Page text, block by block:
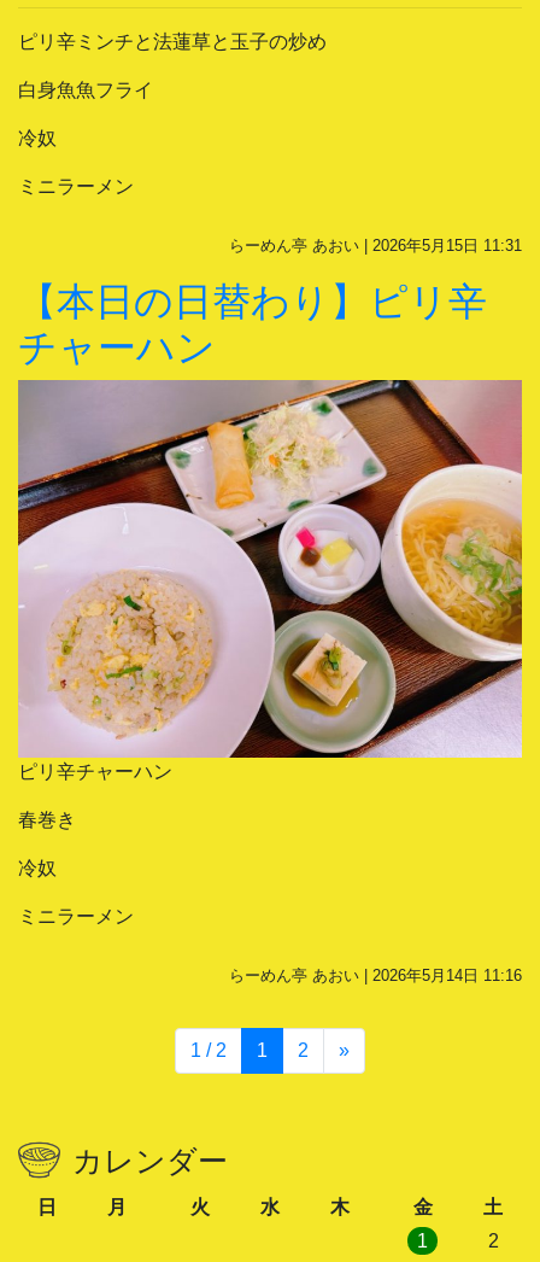
ピリ辛ミンチと法蓮草と玉子の炒め
白身魚魚フライ
冷奴
ミニラーメン
らーめん亭 あおい | 2026年5月15日 11:31
【本日の日替わり】ピリ辛
チャーハン
ピリ辛チャーハン
春巻き
冷奴
ミニラーメン
らーめん亭 あおい | 2026年5月14日 11:16
1 / 2 1 2 »
カレンダー
日 月 火 水 木 金
土
1
2